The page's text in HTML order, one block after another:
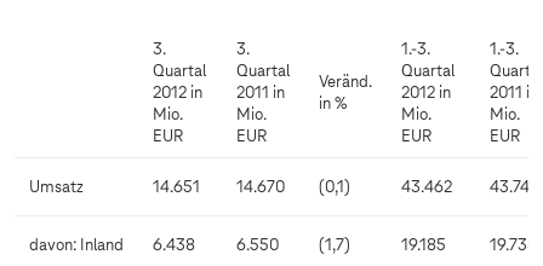
3.
Quartal
2012 in
Mio.
EUR
3.
Quartal
2011 in
Mio.
EUR
Veränd.
in %
1.-3.
Quartal
2012 in
Mio.
EUR
1.-3.
Quartal
2011 in
Mio.
EUR
Umsatz 14.651 14.670 (0,1) 43.462 43.742
davon: Inland 6.438 6.550 (1,7) 19.185 19.738